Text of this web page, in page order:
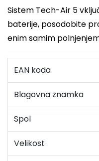
Sistem Tech-Air 5
baterije, posodobite
enim samim
EAN koda
Blagovna znamka
Spol
Velikost